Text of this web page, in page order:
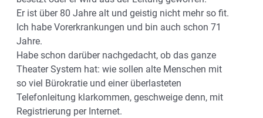
Er ist über 80 Jahre alt und geistig nicht mehr so fit.
Ich habe Vorerkrankungen und bin auch schon 71
Jahre.
Habe schon darüber nachgedacht, ob das ganze
Theater System hat: wie sollen alte Menschen mit
so viel Bürokratie und einer überlasteten
Telefonleitung klarkommen, geschweige denn, mit
Registrierung per Internet.